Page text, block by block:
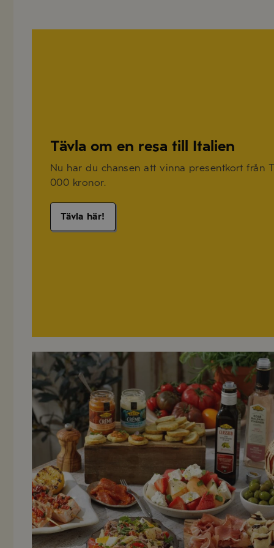
Tävla om en resa till Italien
Nu har du chansen att vinna presentkort från
000 kronor.
Tävla här!
Recept på sommarmat